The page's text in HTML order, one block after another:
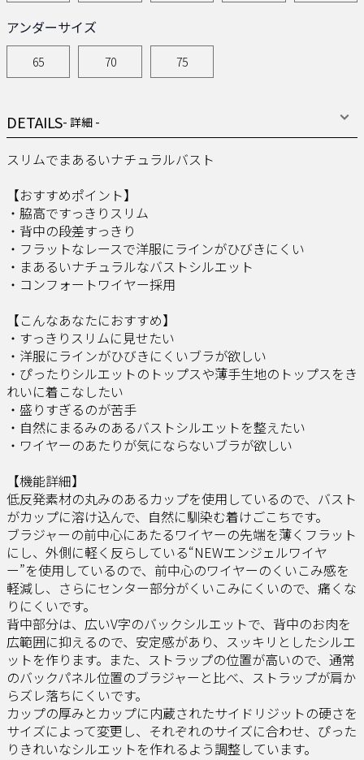
DETAILS- 詳細 -
スリムでまあるいナチュラルバスト
【おすすめポイント】
・脇高ですっきりスリム
・背中の段差すっきり
・フラットなレースで洋服にラインがひびきにくい
・まあるいナチュラルなバストシルエット
・コンフォートワイヤー採用
【こんなあなたにおすすめ】
・すっきりスリムに見せたい
・洋服にラインがひびきにくいブラが欲しい
・ぴったりシルエットのトップスや薄手生地のトップスをき
れいに着こなしたい
・盛りすぎるのが苦手
・自然にまるみのあるバストシルエットを整えたい
・ワイヤーのあたりが気にならないブラが欲しい
【機能詳細】
低反発素材の丸みのあるカップを使用しているので、バスト
がカップに溶け込んで、自然に馴染む着けごこちです。
ブラジャーの前中心にあたるワイヤーの先端を薄くフラット
にし、外側に軽く反らしている“NEWエンジェルワイヤ
ー”を使用しているので、前中心のワイヤーのくいこみ感を
軽減し、さらにセンター部分がくいこみにくいので、痛くな
りにくいです。
背中部分は、広いV字のバックシルエットで、背中のお肉を
広範囲に抑えるので、安定感があり、スッキリとしたシルエ
ットを作ります。また、ストラップの位置が高いので、通常
のバックパネル位置のブラジャーと比べ、ストラップが肩か
らズレ落ちにくいです。
カップの厚みとカップに内蔵されたサイドリジットの硬さを
サイズによって変更し、それぞれのサイズに合わせ、ぴった
りきれいなシルエットを作れるよう調整しています。
アンダーサイズ
65 70 75